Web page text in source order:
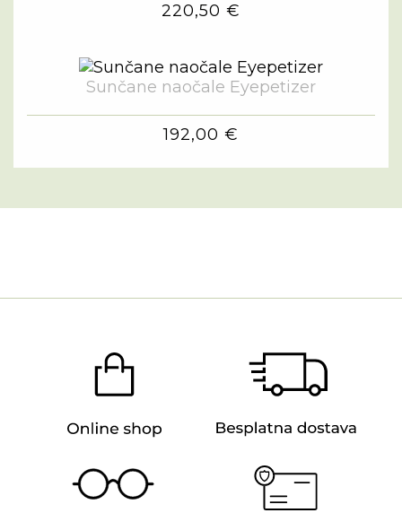
220,50 €
Sunčane naočale Eyepetizer
192,00 €